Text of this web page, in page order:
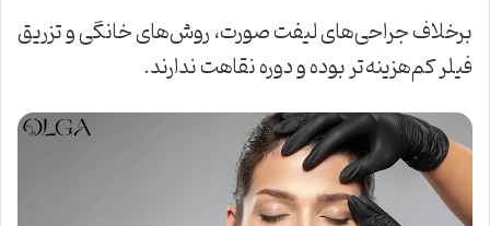
برخلاف جراحی‌های لیفت صورت، روش‌های خانگی و تزریق
فیلر کم‌هزینه‌تر بوده و دوره نقاهت ندارند.